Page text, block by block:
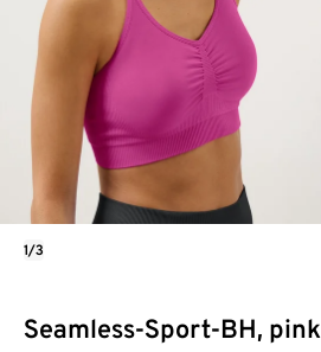
Seamless-Sport-BH, pink
1/3